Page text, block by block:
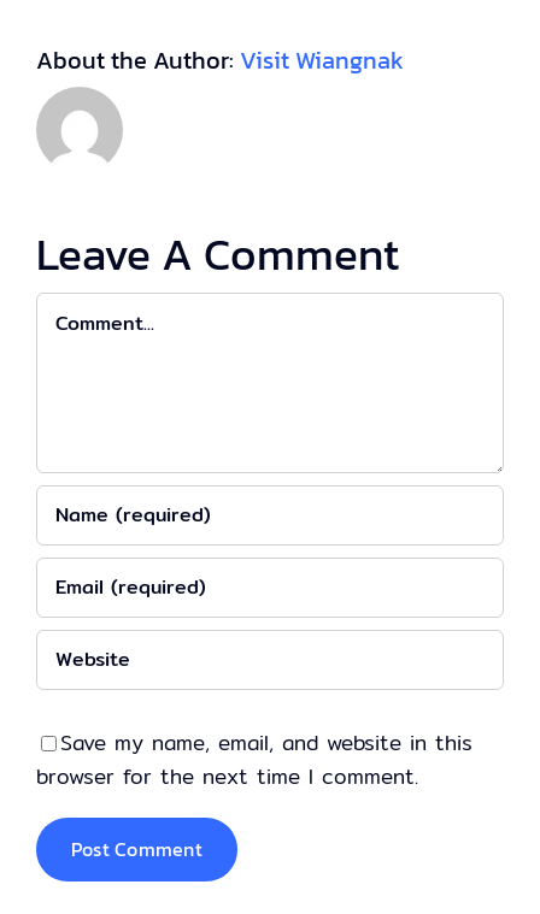
About the Author: Visit Wiangnak
Leave A Comment
Comment
Save my name, email, and website in this
browser for the next time I comment.